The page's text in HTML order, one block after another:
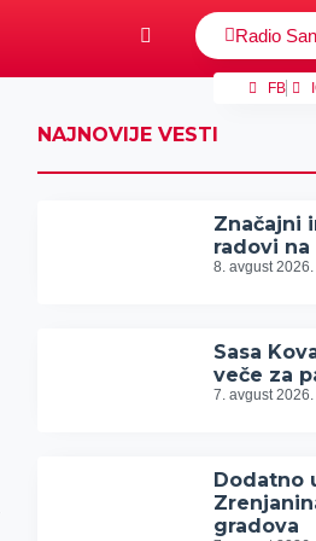
Radio
FB
NAJNOVIJE VESTI
Značajni
radovi na
8. avgust 2026.
Sasa
veče za
7. avgust 2026.
Dodatno
gradova